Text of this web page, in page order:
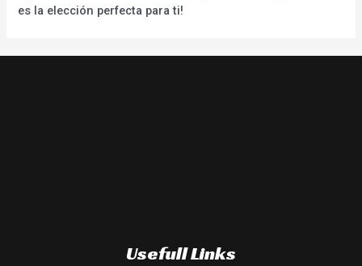
es la elección perfecta para ti!
Usefull Links